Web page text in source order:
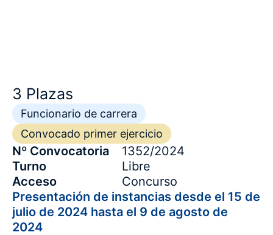
3 Plazas
Funcionario de carrera
Convocado primer ejercicio
Nº Convocatoria
1352/2024
Turno
Libre
Acceso
Concurso
Presentación de instancias desde el 15 de
julio de 2024 hasta el 9 de agosto de
2024